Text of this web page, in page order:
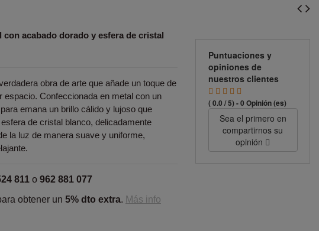
con acabado dorado y esfera de cristal
obra de arte que añade un toque de
Confeccionada en metal con un
emana un brillo cálido y lujoso que
de cristal blanco, delicadamente
la luz de manera suave y uniforme,
811 o 962 881 077
obtener un 5% dto extra. Más info
Puntuaciones y
opiniones de
nuestros clientes
( 0.0 / 5) - 0 Opinión (es)
Sea el primero en
compartirnos su
opinión